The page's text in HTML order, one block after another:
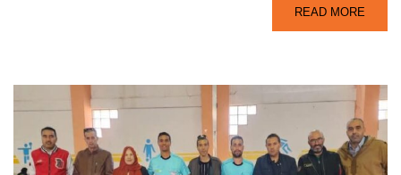
READ MORE